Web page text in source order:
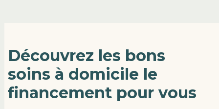
Découvrez les bons
soins à domicile le
financement pour vous